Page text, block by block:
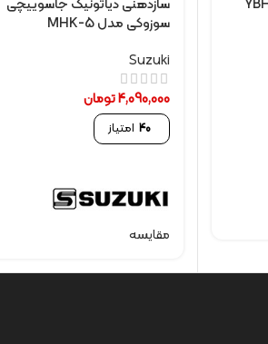
سازدهنی دیاتونیک جاسوییچی
سوزوکی مدل MHK-5
Suzuki
4,090,000تومان
40 امتیاز
مقایسه